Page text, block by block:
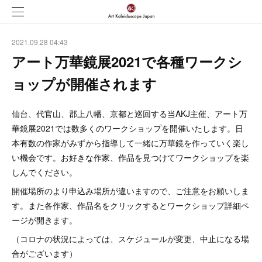
2021.09.28 04:43
アート万華鏡展2021で各種ワークシ
ョップが開催されます
仙台、代官山、郡上八幡、京都と巡回する当AKJ主催、アート万
華鏡展2021では数多くのワークショップを開催いたします。日
本有数の作家がみずから指導して一緒に万華鏡を作っていく楽し
い機会です。お好きな作家、作品を見つけてワークショップを楽
しんでください。
開催場所のより申込み場所が違いますので、ご注意をお願いしま
す。また各作家、作品名をクリックするとワークショップ詳細ペ
ージが開きます。
（コロナの状況によっては、スケジュールが変更、中止になる場
合がございます）